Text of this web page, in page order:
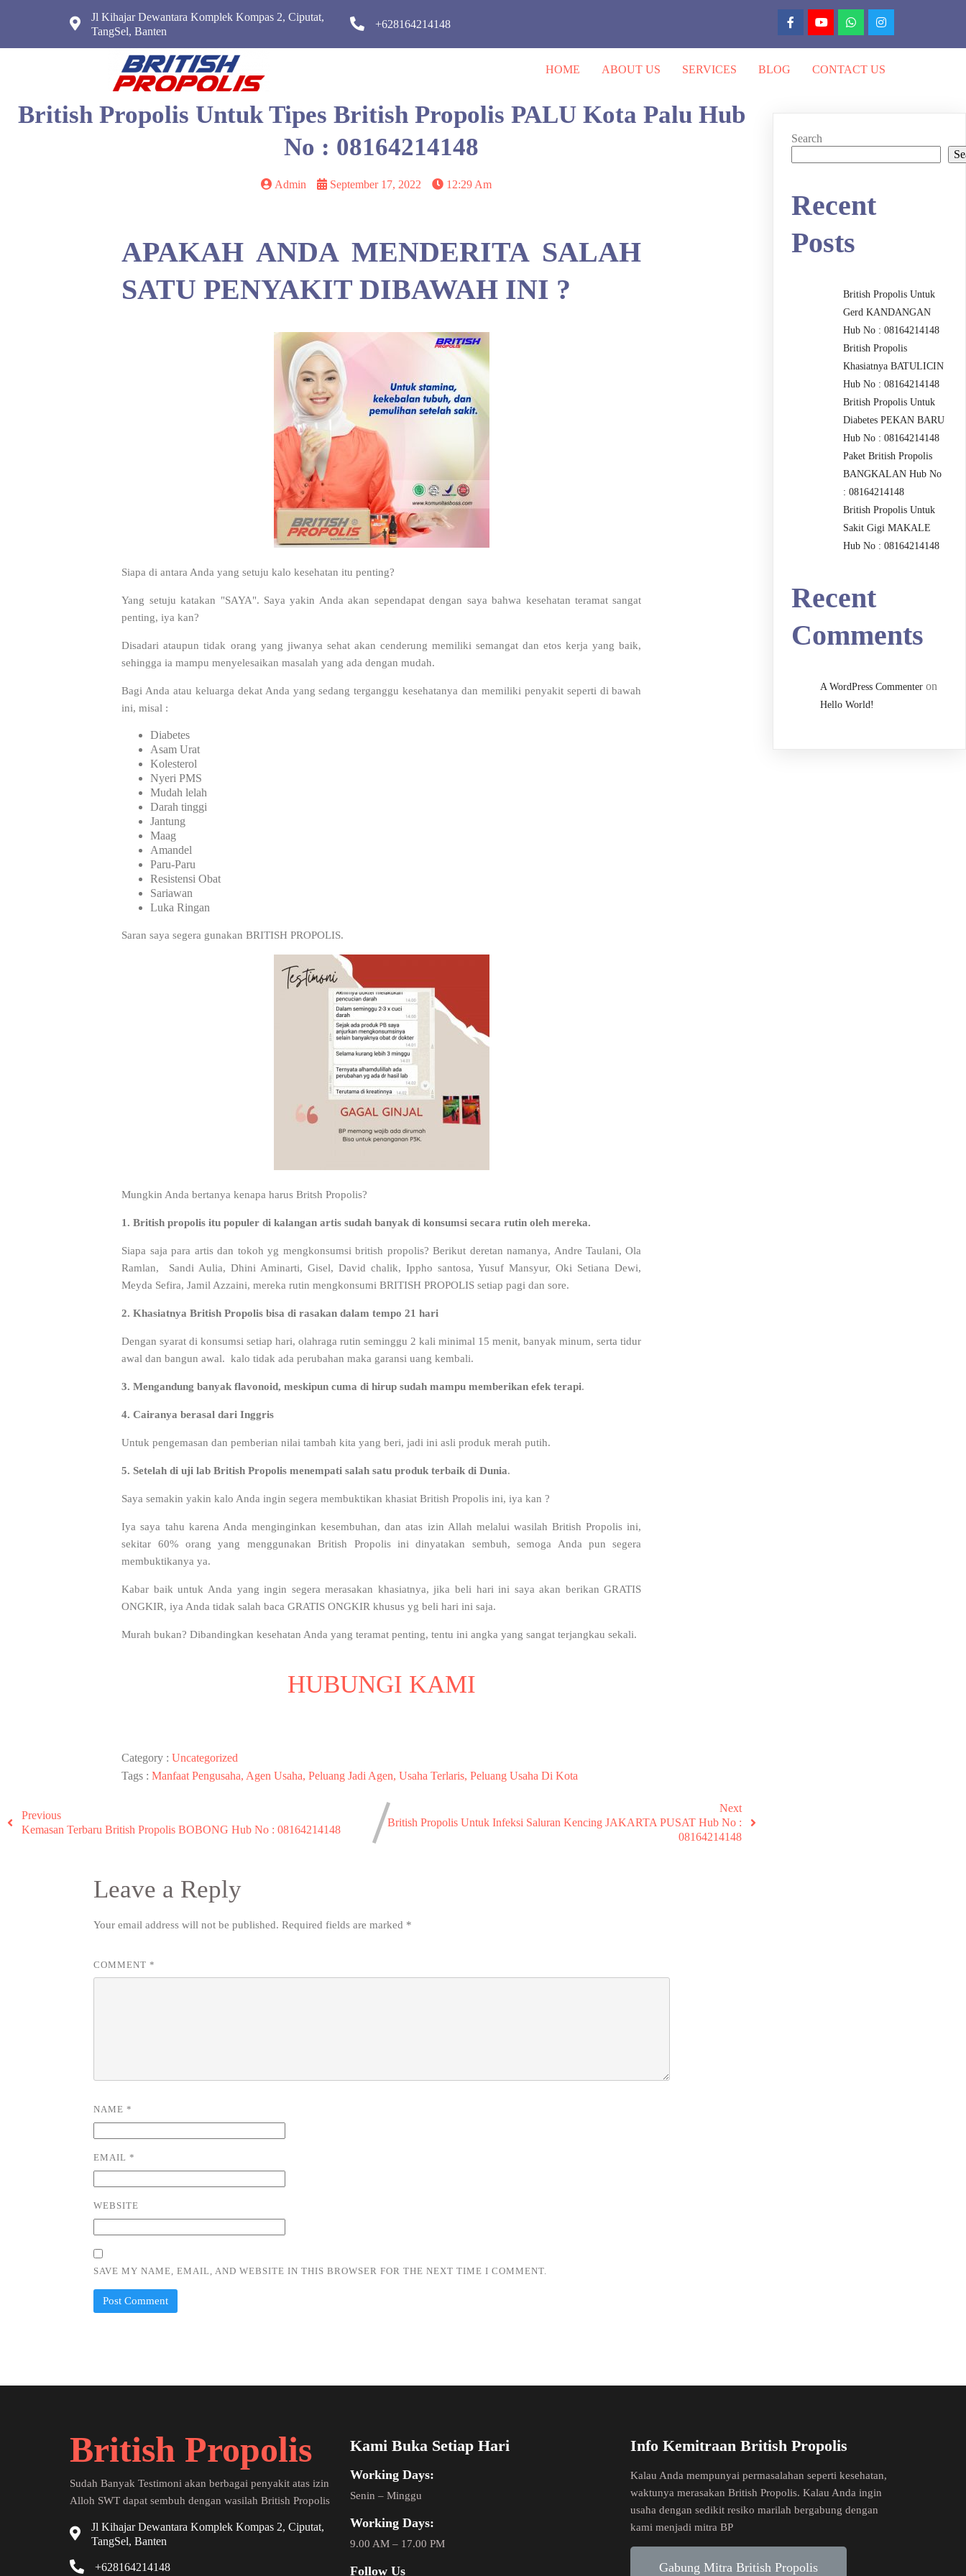
Jl Kihajar Dewantara Komplek Kompas 2, Ciputat,
TangSel, Banten
+628164214148
HOME ABOUT US SERVICES BLOG CONTACT US
British Propolis Untuk Tipes British Propolis PALU Kota Palu Hub
No : 08164214148
Admin September 17, 2022 12:29 Am
APAKAH ANDA MENDERITA SALAH
SATU PENYAKIT DIBAWAH INI ?
Siapa di antara Anda yang setuju kalo kesehatan itu penting?
Yang setuju katakan "SAYA". Saya yakin Anda akan sependapat dengan saya bahwa kesehatan teramat sangat
penting, iya kan?
Disadari ataupun tidak orang yang jiwanya sehat akan cenderung memiliki semangat dan etos kerja yang baik,
sehingga ia mampu menyelesaikan masalah yang ada dengan mudah.
Bagi Anda atau keluarga dekat Anda yang sedang terganggu kesehatanya dan memiliki penyakit seperti di bawah
ini, misal :
Diabetes
Asam Urat
Kolesterol
Nyeri PMS
Mudah lelah
Darah tinggi
Jantung
Maag
Amandel
Paru-Paru
Resistensi Obat
Sariawan
Luka Ringan
Saran saya segera gunakan BRITISH PROPOLIS.
Mungkin Anda bertanya kenapa harus Britsh Propolis?
1. British propolis itu populer di kalangan artis sudah banyak di konsumsi secara rutin oleh mereka.
Siapa saja para artis dan tokoh yg mengkonsumsi british propolis? Berikut deretan namanya, Andre Taulani, Ola
Ramlan, Sandi Aulia, Dhini Aminarti, Gisel, David chalik, Ippho santosa, Yusuf Mansyur, Oki Setiana Dewi,
Meyda Sefira, Jamil Azzaini, mereka rutin mengkonsumi BRITISH PROPOLIS setiap pagi dan sore.
2.Khasiatnya British Propolis bisa di rasakan dalam tempo 21 hari
Dengan syarat di konsumsi setiap hari, olahraga rutin seminggu 2 kali minimal 15 menit, banyak minum, serta tidur
awal dan bangun awal. kalo tidak ada perubahan maka garansi uang kembali.
3. Mengandung banyak flavonoid, meskipun cuma di hirup sudah mampu memberikan efek terapi.
4.Cairanya berasal dari Inggris
Untuk pengemasan dan pemberian nilai tambah kita yang beri, jadi ini asli produk merah putih.
5. Setelah di uji lab British Propolis menempati salah satu produk terbaik di Dunia.
Saya semakin yakin kalo Anda ingin segera membuktikan khasiat British Propolis ini, iya kan ?
Iya saya tahu karena Anda menginginkan kesembuhan, dan atas izin Allah melalui wasilah British Propolis ini,
sekitar 60% orang yang menggunakan British Propolis ini dinyatakan sembuh, semoga Anda pun segera
membuktikanya ya.
Kabar baik untuk Anda yang ingin segera merasakan khasiatnya, jika beli hari ini saya akan berikan GRATIS
ONGKIR, iya Anda tidak salah baca GRATIS ONGKIR khusus yg beli hari ini saja.
Murah bukan? Dibandingkan kesehatan Anda yang teramat penting, tentu ini angka yang sangat terjangkau sekali.
HUBUNGI KAMI
Category : Uncategorized
Tags : Manfaat Pengusaha, Agen Usaha, Peluang Jadi Agen, Usaha Terlaris, Peluang Usaha Di Kota
Previous
Kemasan Terbaru British Propolis BOBONG Hub No : 08164214148
Next
British Propolis Untuk Infeksi Saluran Kencing JAKARTA PUSAT Hub No :
08164214148
Leave a Reply
Your email address will not be published. Required fields are marked *
COMMENT*
NAME*
EMAIL*
WEBSITE
SAVE MY NAME, EMAIL, AND WEBSITE IN THIS BROWSER FOR THE NEXT TIME I COMMENT.
Search
Recent
Posts
British Propolis Untuk
Gerd KANDANGAN
Hub No : 08164214148
British Propolis
Khasiatnya BATULICIN
Hub No : 08164214148
British Propolis Untuk
Diabetes PEKAN BARU
Hub No : 08164214148
Paket British Propolis
BANGKALAN Hub No
: 08164214148
British Propolis Untuk
Sakit Gigi MAKALE
Hub No : 08164214148
Recent
Comments
A WordPress Commenter on
Hello World!
British Propolis
Sudah Banyak Testimoni akan berbagai penyakit atas izin
Alloh SWT dapat sembuh dengan wasilah British Propolis
Jl Kihajar Dewantara Komplek Kompas 2, Ciputat,
TangSel, Banten
+628164214148
Kami Buka Setiap Hari
Working Days:
Senin – Minggu
Working Days:
9.00 AM – 17.00 PM
Follow Us
Info Kemitraan British Propolis
Kalau Anda mempunyai permasalahan seperti kesehatan,
waktunya merasakan British Propolis. Kalau Anda ingin
usaha dengan sedikit resiko marilah bergabung dengan
kami menjadi mitra BP
Gabung Mitra British Propolis